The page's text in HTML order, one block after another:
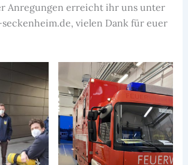
Anregungen erreicht ihr uns unter
vielen Dank für euer